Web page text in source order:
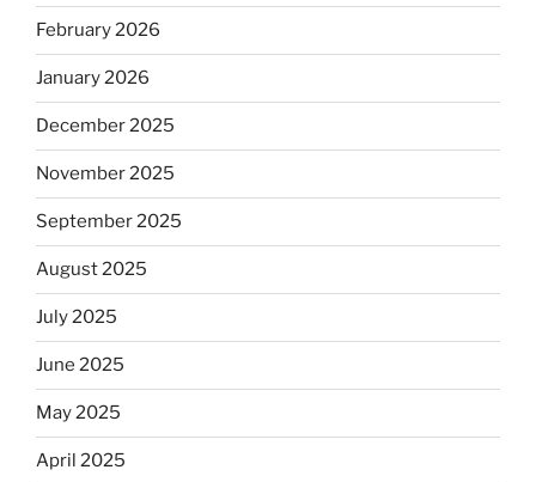
February 2026
January 2026
December 2025
November 2025
September 2025
August 2025
July 2025
June 2025
May 2025
April 2025